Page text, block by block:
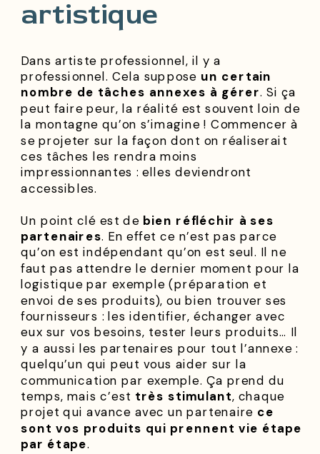
artistique
Dans artiste professionnel, il y a
professionnel. Cela suppose un certain
nombre de tâches annexes à gérer. Si ça
peut faire peur, la réalité est souvent loin de
la montagne qu’on s’imagine ! Commencer à
se projeter sur la façon dont on réaliserait
ces tâches les rendra moins
impressionnantes : elles deviendront
accessibles.
Un point clé est de bien réfléchir à ses
partenaires. En effet ce n’est pas parce
qu’on est indépendant qu’on est seul. Il ne
faut pas attendre le dernier moment pour la
logistique par exemple (préparation et
envoi de ses produits), ou bien trouver ses
fournisseurs : les identifier, échanger avec
eux sur vos besoins, tester leurs produits… Il
y a aussi les partenaires pour tout l’annexe :
quelqu’un qui peut vous aider sur la
communication par exemple. Ça prend du
temps, mais c’est très stimulant, chaque
projet qui avance avec un partenaire ce
sont vos produits qui prennent vie étape
par étape.